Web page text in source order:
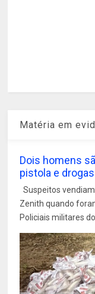
Matéria em
Dois homens
pistola e
Suspeitos
Zenith quando
Policiais militares